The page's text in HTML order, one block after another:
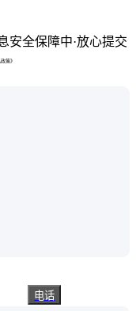
安全保障中·放心提交
政策》
电话